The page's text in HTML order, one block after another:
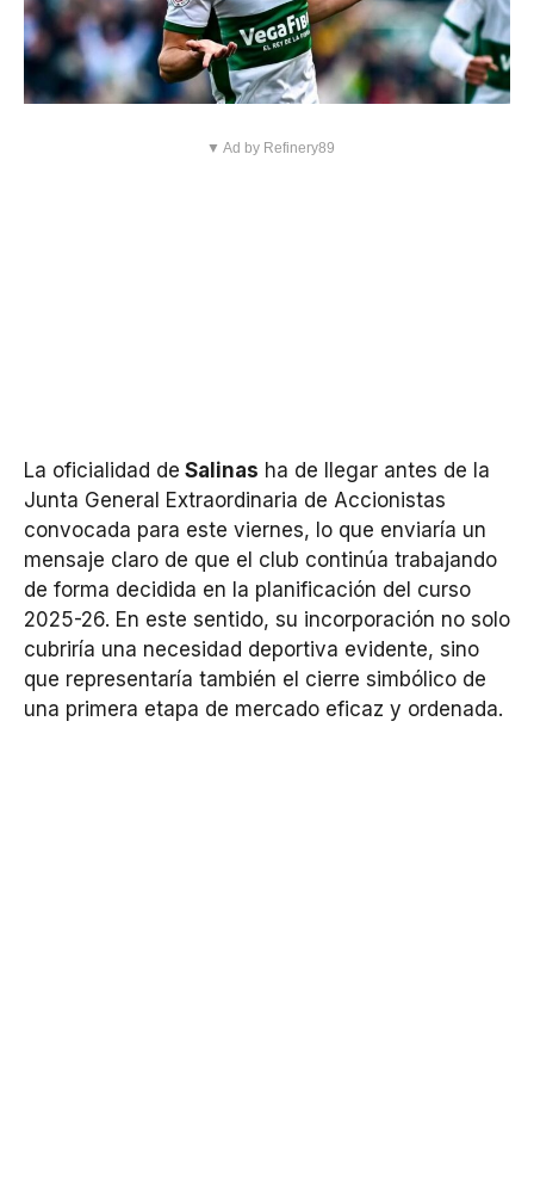
▼ Ad by Refinery89
La oficialidad de Salinas ha de llegar antes de la
Junta General Extraordinaria de Accionistas
convocada para este viernes, lo que enviaría un
mensaje claro de que el club continúa trabajando
de forma decidida en la planificación del curso
2025-26. En este sentido, su incorporación no solo
cubriría una necesidad deportiva evidente, sino
que representaría también el cierre simbólico de
una primera etapa de mercado eficaz y ordenada.